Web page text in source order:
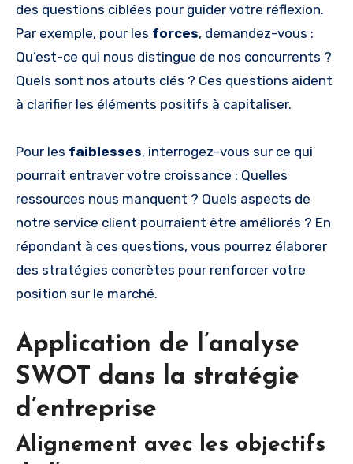
des questions ciblées pour guider votre réflexion.
Par exemple, pour les forces, demandez-vous :
Qu’est-ce qui nous distingue de nos concurrents ?
Quels sont nos atouts clés ? Ces questions aident
à clarifier les éléments positifs à capitaliser.
Pour les faiblesses, interrogez-vous sur ce qui
pourrait entraver votre croissance : Quelles
ressources nous manquent ? Quels aspects de
notre service client pourraient être améliorés ? En
répondant à ces questions, vous pourrez élaborer
des stratégies concrètes pour renforcer votre
position sur le marché.
Application de l’analyse
SWOT dans la stratégie
d’entreprise
Alignement avec les objectifs